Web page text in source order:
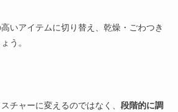
いアイテムに切り替え、乾燥・ごわつき
う。
チャーに変えるのではなく、 段階的に調